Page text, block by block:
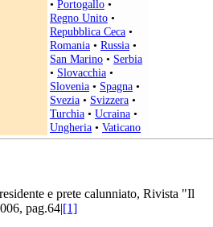
• Portogallo •
Regno Unito •
Repubblica Ceca •
Romania • Russia •
San Marino • Serbia
• Slovacchia •
Slovenia • Spagna •
Svezia • Svizzera •
Turchia • Ucraina •
Ungheria • Vaticano
e prete calunniato, Rivista "Il
pag.64|[1]